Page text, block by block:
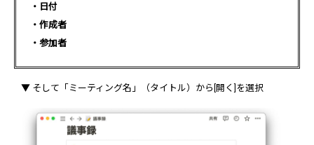
・日付
・作成者
・参加者
▼ そして「ミーティング名」（タイトル）から[開く]を選択